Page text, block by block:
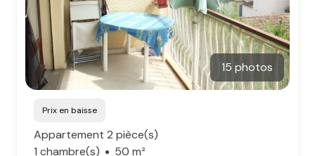
15 photos
Prix en baisse
Appartement 2 pièce(s)
1 chambre(s)
50 m²